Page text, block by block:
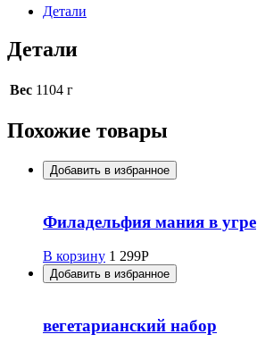
Детали
Детали
Вес 1104 г
Похожие товары
Добавить в избранное
Филадельфия мания в угре
В корзину 1 299Р
Добавить в избранное
вегетарианский набор